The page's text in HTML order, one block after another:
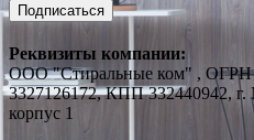
Подписаться
Реквизиты компании:
ООО "Стиральные ком" , ОГРН
3327126172, КПП 332440942,
корпус 1